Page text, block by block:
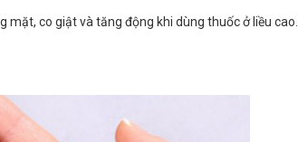
mặt, co giật và tăng động khi dùng thuốc ở liều cao.